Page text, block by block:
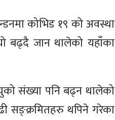
कोभिड १९ को अवस्था
बढ्दै जान थालेको यहाँका
संख्या पनि बढ्न थालेको
सङ्क्रमितहरु थपिने गरेका